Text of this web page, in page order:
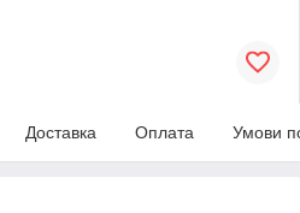
Доставка Оплата Умови